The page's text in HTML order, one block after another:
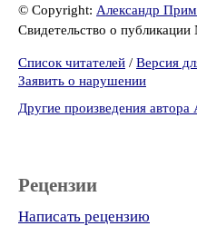
© Copyright: Александр
Свидетельство о
Список читателей / Версия
Заявить о нарушении
Другие произведения
Рецензии
Написать рецензию